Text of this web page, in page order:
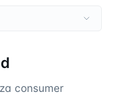
consumer